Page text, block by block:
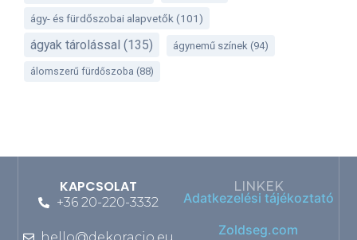
ágy- és fürdőszobai alapvetők (101)
ágyak tárolással (135) ágynemű színek (94)
álomszerű fürdőszoba (88)
KAPCSOLAT
+36 20-220-3332
LINKEK
Adatkezelési tájékoztató
Zoldseg.com